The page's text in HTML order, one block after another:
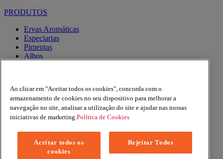
PRODUTOS
Ervas Aromáticas
Especiarias
Pimentas
Alhos
Express
Facebook
YouTube
Copyright © 2026 Margao (McCormick & Company, Inc). All
Rights Reserved
Ao clicar em "Aceitar todos os cookies", concorda com o
armazenamento de cookies no seu dispositivo para melhorar a
navegação no site, analisar a utilização do site e ajudar nas nossas
iniciativas de marketing. Política de Cookies
Aceitar todos os
cookies
Rejeitar Todos